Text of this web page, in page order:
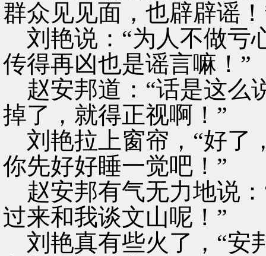
群众见见面，也辟辟谣
刘艳说：“为人不做亏
传得再凶也是谣言嘛！”
赵安邦道：“话是这么
掉了，就得正视啊！”
刘艳拉上窗帘，“好了
你先好好睡一觉吧！”
赵安邦有气无力地说
过来和我谈文山呢！”
刘艳真有些火了，“安